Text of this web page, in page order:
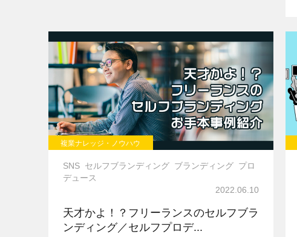
複業ナレッジ・ノウハウ
SNS セルフブランディング ブランディング プロ
デュース
2022.06.10
天才かよ！？フリーランスのセルフブラ
ンディング／セルフプロデ...